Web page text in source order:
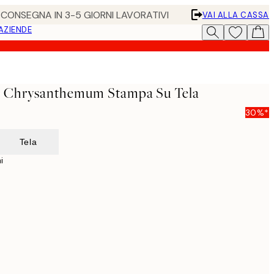
IN 3-5 GIORNI LAVORATIVI
VAI ALLA CASSA
Stampa Su Tela
30%*
Tela